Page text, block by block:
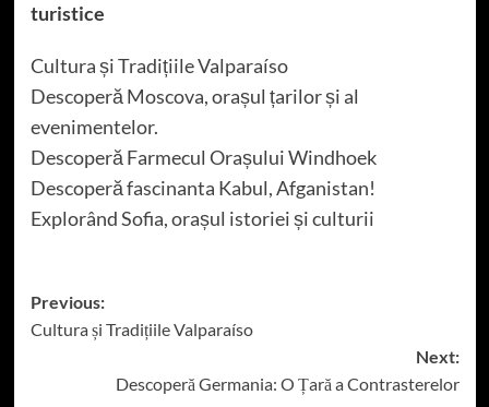
turistice
Cultura și Tradițiile Valparaíso
Descoperă Moscova, orașul țarilor și al
evenimentelor.
Descoperă Farmecul Orașului Windhoek
Descoperă fascinanta Kabul, Afganistan!
Explorând Sofia, orașul istoriei și culturii
Post
navigation
Previous:
Cultura și Tradițiile Valparaíso
Next:
Descoperă Germania: O Țară a Contrasterelor